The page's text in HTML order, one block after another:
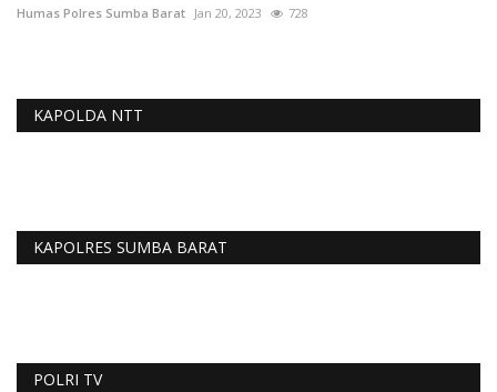
Humas Polres Sumba Barat Jan 20, 2023 728
KAPOLDA NTT
KAPOLRES SUMBA BARAT
POLRI TV